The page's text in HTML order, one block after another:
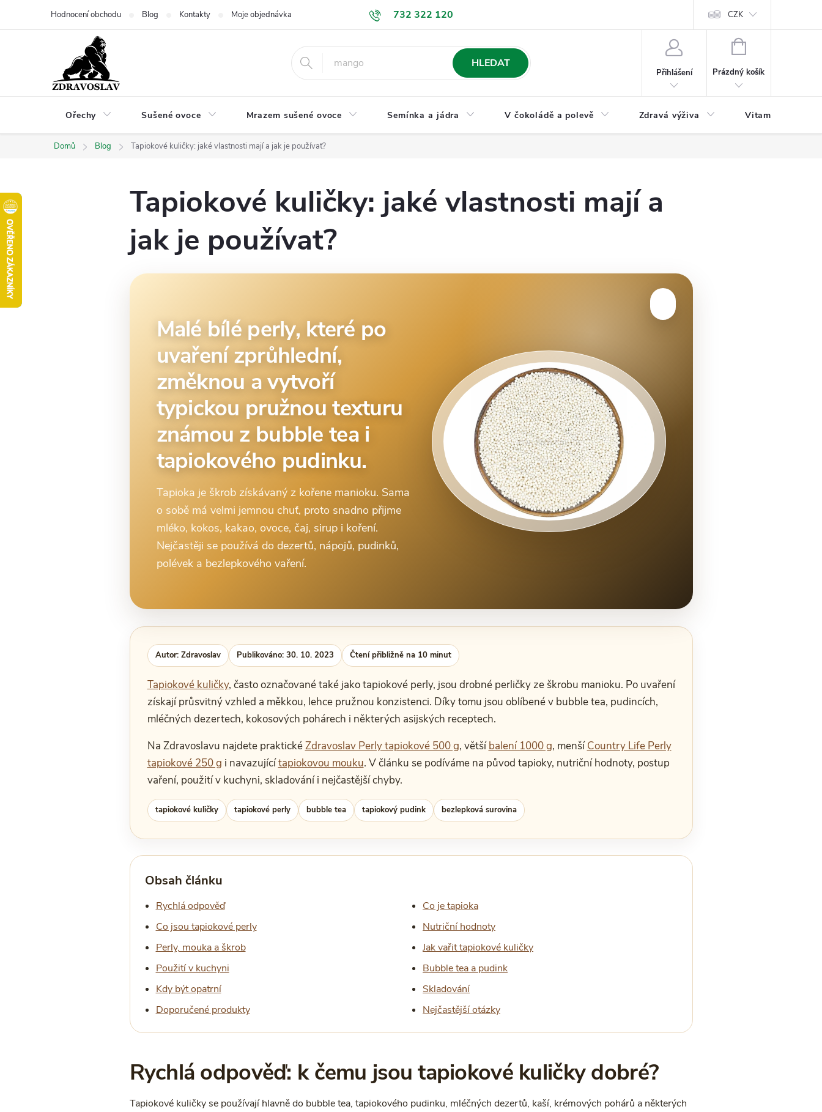
732 322 120
Hodnocení obchodu Blog Kontakty Moje objednávka GDPR a ochrana osobních údajů Jak nakupovat Formulář pro odstoupení od
CZK
HLEDAT
Přihlášení
NÁKUPNÍ
Prázdný košík
Ořechy Sušené ovoce Mrazem sušené ovoce Semínka a jádra V čokoládě a polevě Zdravá výživa Vitamíny a
Domů Blog Tapiokové kuličky: jaké vlastnosti mají a jak je používat?
Tapiokové kuličky: jaké vlastnosti mají a
jak je používat?
Malé bílé perly, které po
uvaření zprůhlední,
změknou a vytvoří
typickou pružnou texturu
známou z bubble tea i
tapiokového pudinku.
Tapioka je škrob získávaný z kořene manioku. Sama
o sobě má velmi jemnou chuť, proto snadno přijme
mléko, kokos, kakao, ovoce, čaj, sirup i koření.
Nejčastěji se používá do dezertů, nápojů, pudinků,
polévek a bezlepkového vaření.
Autor: Zdravoslav Publikováno: 30. 10. 2023 Čtení přibližně na 10 minut
Tapiokové kuličky, často označované také jako tapiokové perly, jsou drobné perličky ze škrobu manioku. Po uvaření
získají průsvitný vzhled a měkkou, lehce pružnou konzistenci. Díky tomu jsou oblíbené v bubble tea, pudincích,
mléčných dezertech, kokosových pohárech i některých asijských receptech.
Na Zdravoslavu najdete praktickéZdravoslav Perly tapiokové 500 g, většíbalení 1000 g, menšíCountry Life Perly
tapiokové 250 g i navazujícítapiokovou mouku. V článku se podíváme na původ tapioky, nutriční hodnoty, postup
vaření, použití v kuchyni, skladování i nejčastější chyby.
tapiokové kuličky tapiokové perly bubble tea tapiokový pudink bezlepková surovina
Obsah článku
Rychlá odpověď
Co je tapioka
Co jsou tapiokové perly
Nutriční hodnoty
Perly, mouka a škrob
Jak vařit tapiokové kuličky
Použití v kuchyni
Bubble tea a pudink
Kdy být opatrní
Skladování
Doporučené produkty
Nejčastější otázky
Rychlá odpověď: k čemu jsou tapiokové kuličky dobré?
Tapiokové kuličky se používají hlavně do bubble tea, tapiokového pudinku, mléčných dezertů, kaší, krémových pohárů a některých